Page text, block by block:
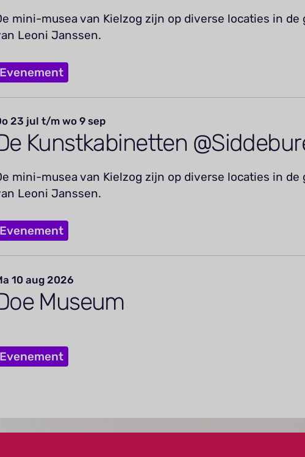
mini-musea van Kielzog zijn op diverse locaties in
Leoni Janssen.
Evenement
23 jul t/m wo 9 sep
Kunstkabinetten
mini-musea van Kielzog zijn op diverse locaties in
Leoni Janssen.
Evenement
10 aug 2026
Museum
Evenement